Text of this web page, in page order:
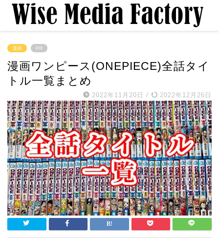
漫画 PR
漫画ワンピース(ONEPIECE)全話タイ
トル一覧まとめ
2022年11月20日 / 2022年12月26日